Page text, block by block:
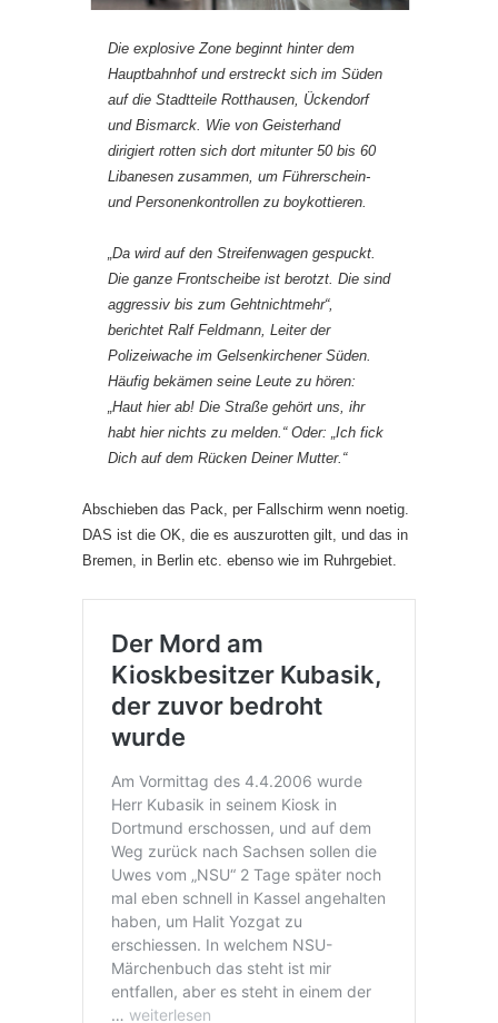
Die explosive Zone beginnt hinter dem
Hauptbahnhof und erstreckt sich im Süden
auf die Stadtteile Rotthausen, Ückendorf
und Bismarck. Wie von Geisterhand
dirigiert rotten sich dort mitunter 50 bis 60
Libanesen zusammen, um Führerschein-
und Personenkontrollen zu boykottieren.
„Da wird auf den Streifenwagen gespuckt.
Die ganze Frontscheibe ist berotzt. Die sind
aggressiv bis zum Gehtnichtmehr“,
berichtet Ralf Feldmann, Leiter der
Polizeiwache im Gelsenkirchener Süden.
Häufig bekämen seine Leute zu hören:
„Haut hier ab! Die Straße gehört uns, ihr
habt hier nichts zu melden.“ Oder: „Ich fick
Dich auf dem Rücken Deiner Mutter.“
Abschieben das Pack, per Fallschirm wenn noetig.
DAS ist die OK, die es auszurotten gilt, und das in
Bremen, in Berlin etc. ebenso wie im Ruhrgebiet.